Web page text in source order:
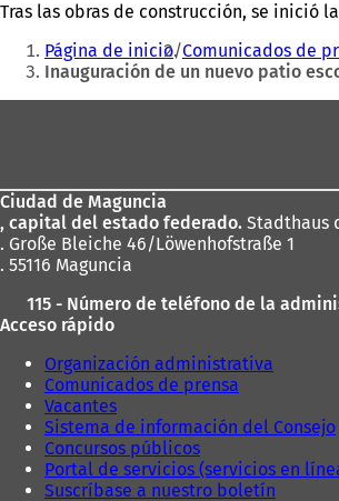
Tras las obras de construcción, se inició
Estás
aquí:
Página de inicio Comunicados de
Inauguración de un nuevo patio
pies
Ciudad de Maguncia
, capital del estado federado. Stadthaus
. Große Bleiche 46/Löwenhofstraße 1
. 55116 Maguncia
115 - Número de teléfono de la
Acceso rápido
Organización administrativa
Comunicados de prensa
Vacantes
Sistema de información del Consejo
Concursos públicos
Portal de servicios (servicios en
Suscríbase a nuestro boletín